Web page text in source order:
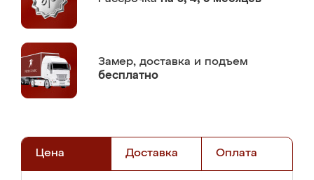
Замер, доставка и подъем
бесплатно
Цена Доставка Оплата